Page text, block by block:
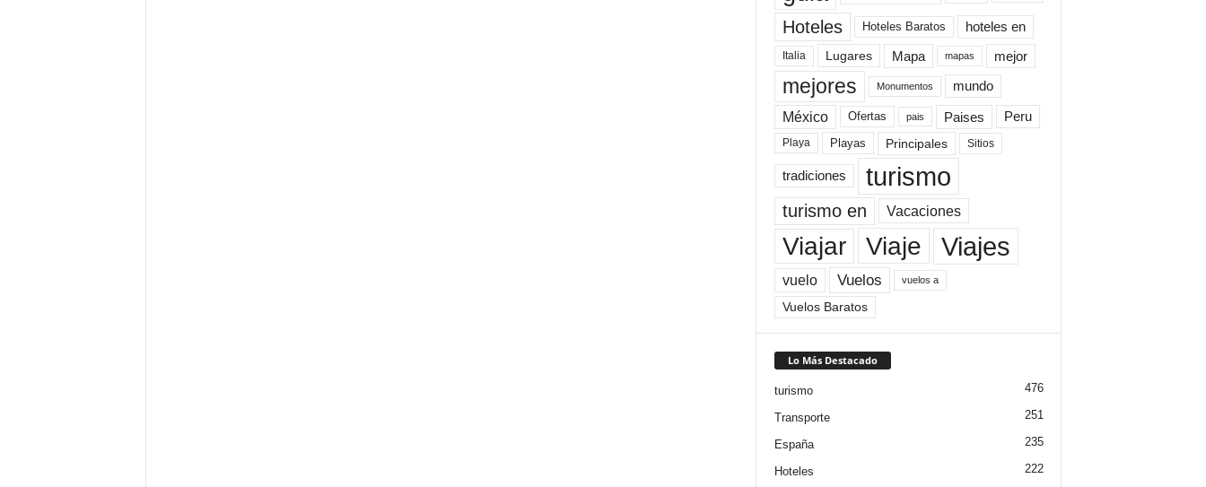
Hoteles Hoteles Baratos hoteles en
Italia Lugares Mapa mapas mejor
mejores Monumentos mundo
México Ofertas pais Paises Peru
Playa Playas Principales Sitios
tradiciones turismo
turismo en Vacaciones
Viajar Viaje Viajes
vuelo Vuelos vuelos a
Vuelos Baratos
Lo Más Destacado
turismo 476
Transporte 251
España 235
Hoteles 222